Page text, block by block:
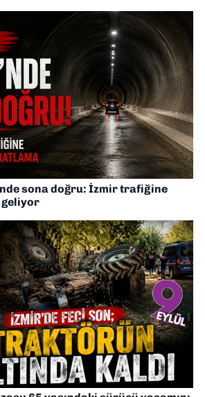
sona doğru: İzmir trafiğine